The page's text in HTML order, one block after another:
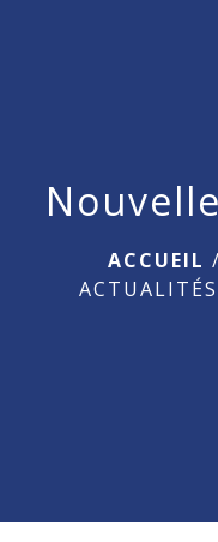
ACCUEIL /
ACTUALITÉS